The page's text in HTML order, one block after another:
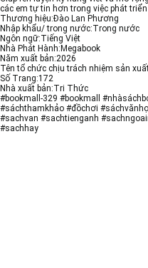
các em tự tin hơn trong việc phát
Thương hiệu:Đào Lan Phương
Nhập khẩu/ trong nước:Trong nước
Ngôn ngữ:Tiếng Việt
Nhà Phát Hành:Megabook
Năm xuất bản:2026
Tên tổ chức chịu trách nhiệm sản
Số Trang:172
Nhà xuất bản:Tri Thức
#bookmall-329 #bookmall
#sáchthamkhảo #đồchơi
#sachvan #sachtienganh
#sachhay